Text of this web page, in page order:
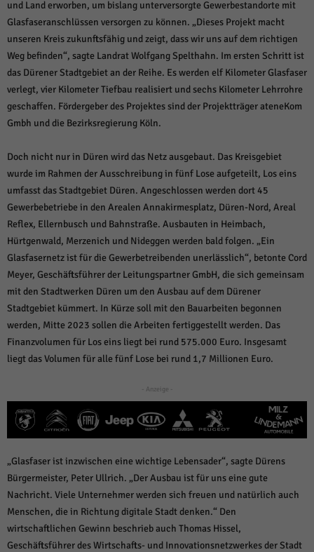
und Land erworben, um bislang unterversorgte Gewerbestandorte mit
Glasfaseranschlüssen versorgen zu können. „Dieses Projekt macht
unseren Kreis zukunftsfähig und zeigt, dass wir uns auf dem richtigen
Weg befinden“, sagte Landrat Wolfgang Spelthahn. Im ersten Schritt ist
das Dürener Stadtgebiet an der Reihe. Es werden elf Kilometer Glasfaser
verlegt, vier Kilometer Tiefbau realisiert und sechs Kilometer Lehrrohre
geschaffen. Fördergeber des Projektes sind der Projektträger ateneKom
Gmbh und die Bezirksregierung Köln.
Doch nicht nur in Düren wird das Netz ausgebaut. Das Kreisgebiet
wurde im Rahmen der Ausschreibung in fünf Lose aufgeteilt, Los eins
umfasst das Stadtgebiet Düren. Angeschlossen werden dort 45
Gewerbebetriebe in den Arealen Annakirmesplatz, Düren-Nord, Areal
Reflex, Ellernbusch und Bahnstraße. Ausbauten in Heimbach,
Hürtgenwald, Merzenich und Nideggen werden bald folgen. „Ein
Glasfasernetz ist für die Gewerbetreibenden unerlässlich“, betonte Cord
Meyer, Geschäftsführer der Leitungspartner GmbH, die sich gemeinsam
mit den Stadtwerken Düren um den Ausbau auf dem Dürener
Stadtgebiet kümmert. In Kürze soll mit den Bauarbeiten begonnen
werden, Mitte 2023 sollen die Arbeiten fertiggestellt werden. Das
Finanzvolumen für Los eins liegt bei rund 575.000 Euro. Insgesamt
liegt das Volumen für alle fünf Lose bei rund 1,7 Millionen Euro.
- Anzeige -
„Glasfaser ist inzwischen eine wichtige Lebensader“, sagte Dürens
Bürgermeister, Peter Ullrich. „Der Ausbau ist für uns eine gute
Nachricht. Viele Unternehmer werden sich freuen und natürlich auch
Menschen, die in Richtung digitale Stadt denken.“ Den
wirtschaftlichen Gewinn beschrieb auch Thomas Hissel,
Geschäftsführer des Wirtschafts- und Innovationsnetzwerkes der Stadt
Cookie-Informationen anzeigen
Externe Medien (6)
Inhalte von Videoplattformen und Social-Media-Plattformen werden
standardmäßig blockiert. Wenn Cookies von externen Medien akzeptiert
werden, bedarf der Zugriff auf diese Inhalte keiner manuellen Einwilligung
mehr.
Cookie-Informationen anzeigen
powered by Borlabs Cookie